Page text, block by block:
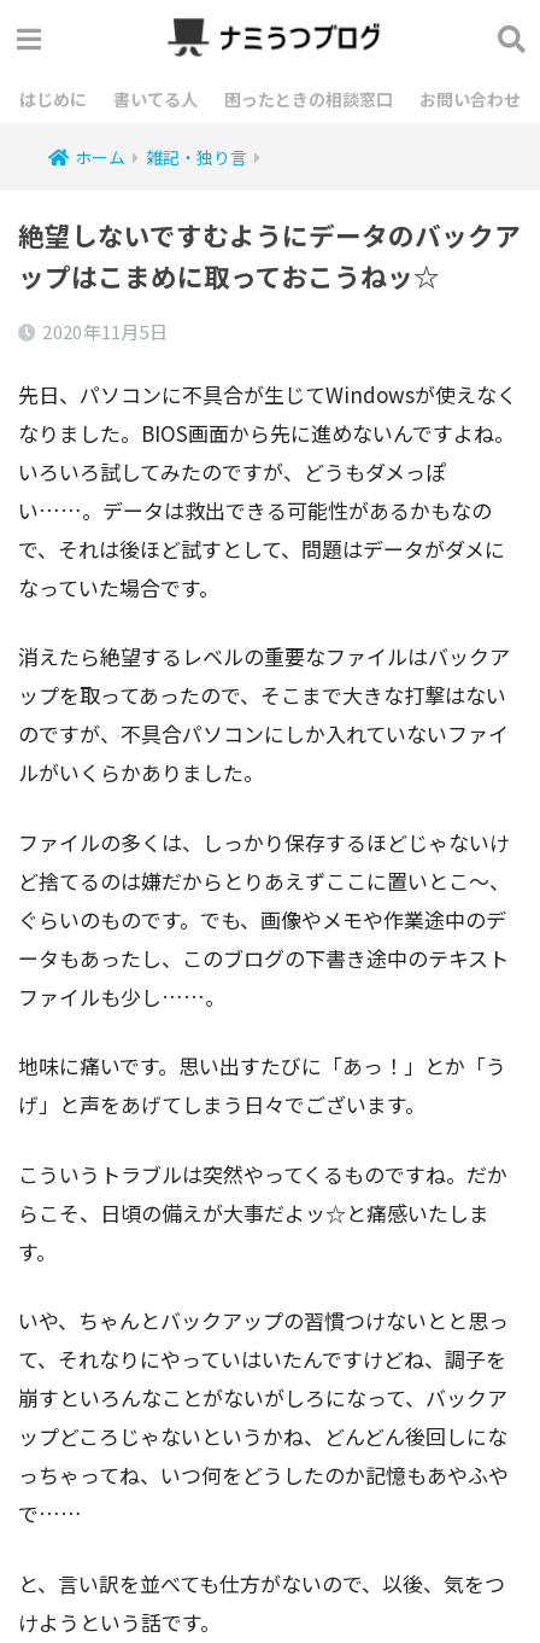
はじめに 書いてる人 困ったときの相談窓口 お問い合わせ
ホーム 雑記・独り言
絶望しないですむようにデータのバックア
ップはこまめに取っておこうねッ☆
2020年11月5日
先日、パソコンに不具合が生じてWindowsが使えなく
なりました。BIOS画面から先に進めないんですよね。
いろいろ試してみたのですが、どうもダメっぽ
い……。データは救出できる可能性があるかもなの
で、それは後ほど試すとして、問題はデータがダメに
なっていた場合です。
消えたら絶望するレベルの重要なファイルはバックア
ップを取ってあったので、そこまで大きな打撃はない
のですが、不具合パソコンにしか入れていないファイ
ルがいくらかありました。
ファイルの多くは、しっかり保存するほどじゃないけ
ど捨てるのは嫌だからとりあえずここに置いとこ～、
ぐらいのものです。でも、画像やメモや作業途中のデ
ータもあったし、このブログの下書き途中のテキスト
ファイルも少し……。
地味に痛いです。思い出すたびに「あっ！」とか「う
げ」と声をあげてしまう日々でございます。
こういうトラブルは突然やってくるものですね。だか
らこそ、日頃の備えが大事だよッ☆と痛感いたしま
す。
いや、ちゃんとバックアップの習慣つけないとと思っ
て、それなりにやっていはいたんですけどね、調子を
崩すといろんなことがないがしろになって、バックア
ップどころじゃないというかね、どんどん後回しにな
っちゃってね、いつ何をどうしたのか記憶もあやふや
で……
と、言い訳を並べても仕方がないので、以後、気をつ
けようという話です。